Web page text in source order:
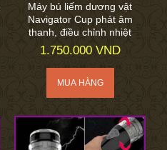
Máy bú liếm dương vật
Navigator Cup phát âm
thanh, điều chỉnh nhiệt
1.750.000 VND